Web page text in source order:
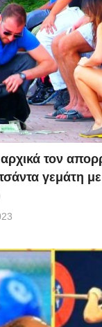
τον
τσάντα γεμάτη